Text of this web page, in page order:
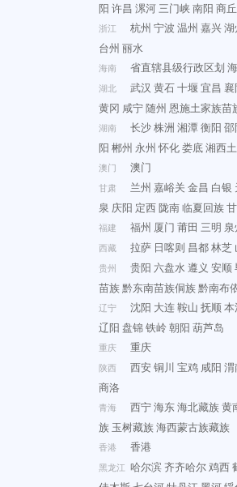
阳 许昌 漯河三门峡南阳 商丘
浙江 杭州 宁波 温州 嘉兴湖
台州 丽水
海南 省直辖县级行政区划
湖北 武汉 黄石十堰 宜昌 襄
黄冈 咸宁随州 恩施土家族苗
湖南 长沙株洲 湘潭衡阳 邵
阳 郴州 永州 怀化娄底湘西
澳门 澳门
甘肃 兰州 嘉峪关 金昌 白银
泉 庆阳 定西陇南临夏回族
福建 福州 厦门 莆田 三明 泉
西藏 拉萨 日喀则 昌都林芝
贵州 贵阳 六盘水遵义 安顺
苗族黔东南苗族侗族黔南布
辽宁 沈阳 大连鞍山 抚顺本
辽阳 盘锦铁岭朝阳 葫芦岛
重庆 重庆
陕西 西安铜川 宝鸡 咸阳 渭
商洛
青海 西宁海东海北藏族黄
族 玉树藏族海西蒙古族藏族
香港 香港
黑龙江 哈尔滨齐齐哈尔鸡西